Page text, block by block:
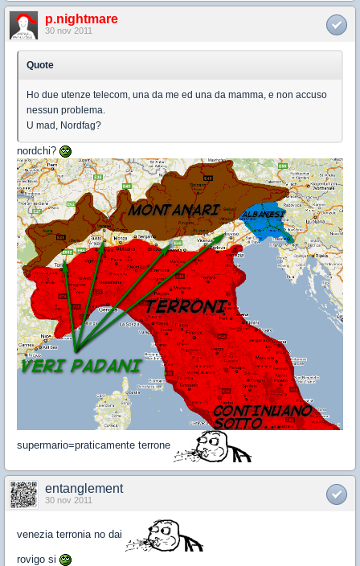
p.nightmare
30 nov 2011
Quote
Ho due utenze telecom, una da me ed una da mamma, e non accuso
nessun problema.
U mad, Nordfag?
nordchi?
supermario=praticamente terrone
entanglement
30 nov 2011
venezia terronia no dai
rovigo si